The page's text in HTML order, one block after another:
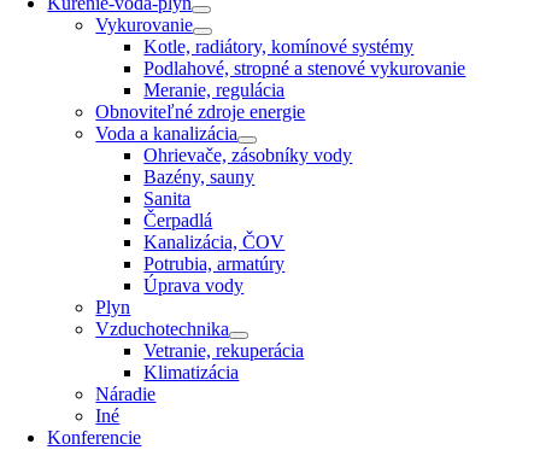
Vykurovanie
Kotle, radiátory, komínové systémy
Podlahové, stropné a stenové vykurovanie
Meranie, regulácia
Obnoviteľné zdroje energie
Voda a kanalizácia
Ohrievače, zásobníky vody
Bazény, sauny
Sanita
Čerpadlá
Kanalizácia, ČOV
Potrubia, armatúry
Úprava vody
Plyn
Vzduchotechnika
Vetranie, rekuperácia
Klimatizácia
Náradie
Iné
Konferencie